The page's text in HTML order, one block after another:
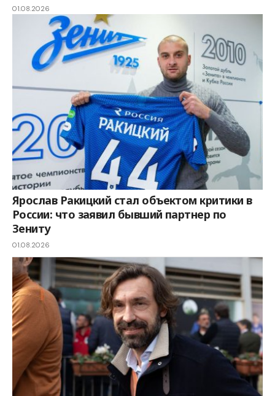
01.08.2026
Ярослав Ракицкий стал объектом критики в
России: что заявил бывший партнер по
Зениту
01.08.2026